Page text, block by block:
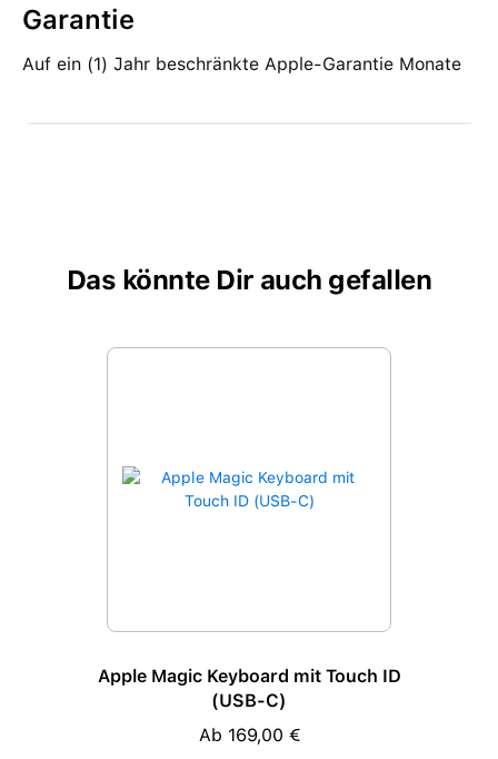
Garantie
Auf ein (1) Jahr beschränkte Apple-Garantie Monate
Das könnte Dir auch gefallen
Produktgalerie überspringen
Apple Magic Keyboard mit Touch ID
(USB-C)
Regulärer Preis:
Ab 169,00 €